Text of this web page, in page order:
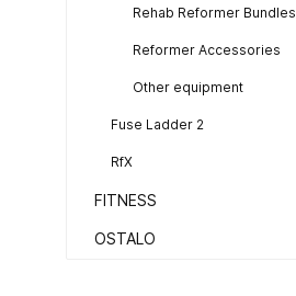
Rehab Reformer Bundles
Reformer Accessories
Other equipment
Fuse Ladder 2
RfX
FITNESS
OSTALO